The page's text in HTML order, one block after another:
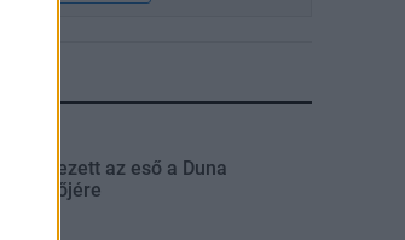
Megérkezett az eső a Duna
vízgyűjtőjére